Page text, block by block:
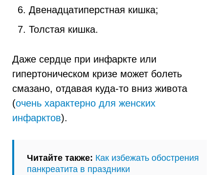
Двенадцатиперстная кишка;
Толстая кишка.
Даже сердце при инфаркте или
гипертоническом кризе может болеть
смазано, отдавая куда-то вниз живота
(очень характерно для женских
инфарктов).
Читайте также: Как избежать обострения
панкреатита в праздники